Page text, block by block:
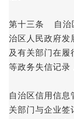
第十三条 自治
治区人民政府发
及有关部门在履
等政务失信记录
自治区信用信息
关部门与企业签